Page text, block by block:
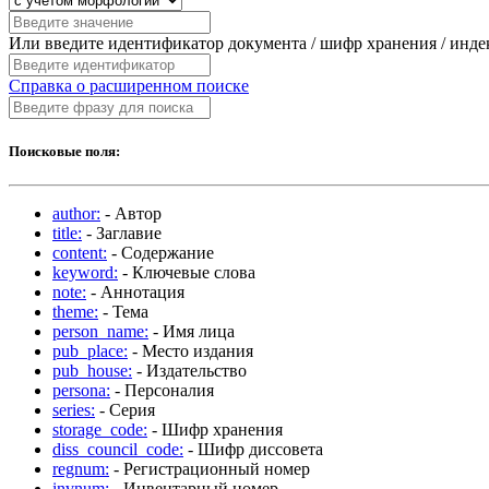
Или введите идентификатор документа / шифр хранения /
Справка о расширенном поиске
Поисковые поля:
author: - Автор
title: - Заглавие
content: - Содержание
keyword: - Ключевые слова
note: - Аннотация
theme: - Тема
person_name: - Имя лица
pub_place: - Место издания
pub_house: - Издательство
persona: - Персоналия
series: - Серия
storage_code: - Шифр хранения
diss_council_code: - Шифр диссовета
regnum: - Регистрационный номер